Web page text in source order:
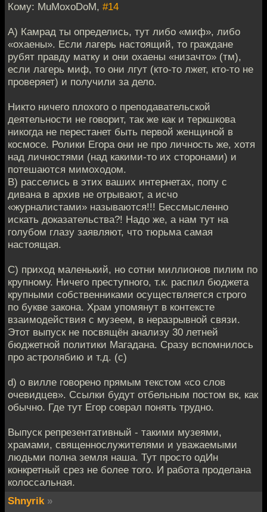
Кому: MuMoxoDoM, #14
A) Камрад ты определись, тут либо «миф», либо
«охаены». Если лагерь настоящий, то граждане
рубят правду матку и они охаены «низачто» (тм),
если лагерь миф, то они лгут (кто-то лжет, кто-то не
проверяет) и получили за дело.
Никто ничего плохого о преподавательской
деятельности не говорит, так же как и теркшкова
никогда не перестанет быть первой женщиной в
космосе. Ролики Егора они не про личность же, хотя
над личностями (над какими-то их сторонами) и
потешаются мимоходом.
B) расселись в этих ваших интернетах, попу с
дивана в архив не отрывают, а исчо
«журналистами» называются!!! Бессмысленно
искать доказательства?! Надо же, а нам тут на
голубом глазу заявляют, что тюрьма самая
настоящая.
С) приход маленький, но сотни миллионов пилим по
крупному. Ничего преступного, т.к. распил бюджета
крупными собственниками осуществляется строго
по букве закона. Храм упомянут в контексте
взаимодействия с музеем, в неразрывной связи.
Этот выпуск не посвящён анализу 30 летней
бюджетной политики Магадана. Сразу вспомнилось
про астролябию и т.д. (с)
d) о вилле говорено прямым текстом «со слов
очевидцев». Ссылки будут отбельным постом вк, как
обычно. Где тут Егор соврал понять трудно.
Выпуск репрезентативный - такими музеями,
храмами, священнослужителями и уважаемыми
людьми полна земля наша. Тут просто одИн
конкретный срез не более того. И работа проделана
колоссальная.
Shnyrik »